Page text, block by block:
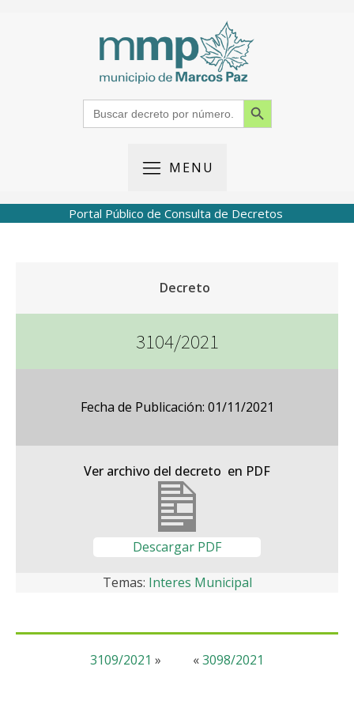
Search
for:
Search Button
MENU
Portal Público de Consulta de Decretos
Decreto
3104/2021
Fecha de Publicación: 01/11/2021
Ver archivo del decreto en PDF
Descargar PDF
Temas: Interes Municipal
«3098/2021
3109/2021 »